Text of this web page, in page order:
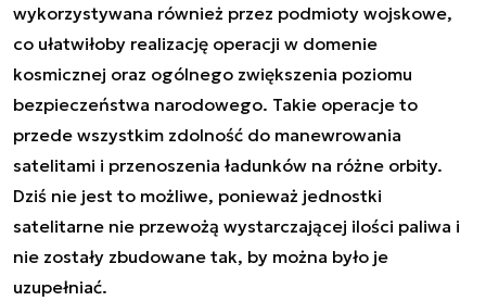
wykorzystywana również przez podmioty wojskowe,
co ułatwiłoby realizację operacji w domenie
kosmicznej oraz ogólnego zwiększenia poziomu
bezpieczeństwa narodowego. Takie operacje to
przede wszystkim zdolność do manewrowania
satelitami i przenoszenia ładunków na różne orbity.
Dziś nie jest to możliwe, ponieważ jednostki
satelitarne nie przewożą wystarczającej ilości paliwa i
nie zostały zbudowane tak, by można było je
uzupełniać.